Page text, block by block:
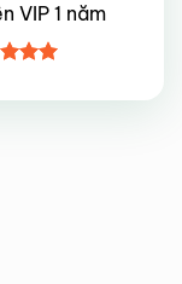
VIP 1 năm
55